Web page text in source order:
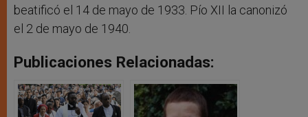
beatificó el 14 de mayo de 1933. Pío XII la canonizó
el 2 de mayo de 1940.
Publicaciones Relacionadas: